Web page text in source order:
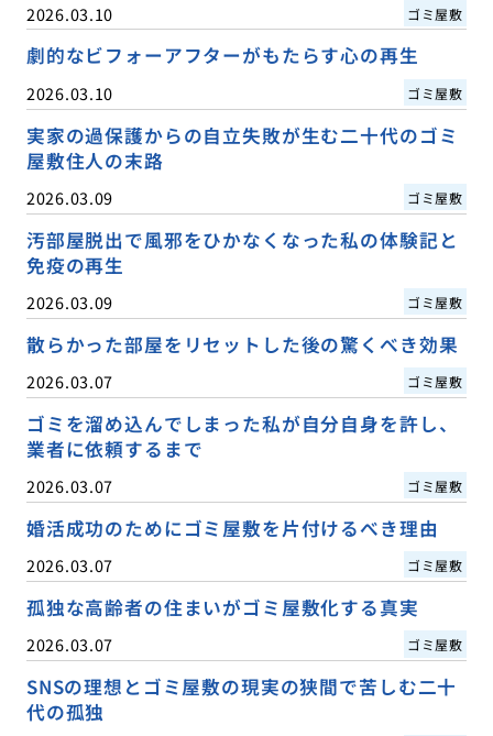
2026.03.10 ゴミ屋敷
劇的なビフォーアフターがもたらす心の再生
2026.03.10 ゴミ屋敷
実家の過保護からの自立失敗が生む二十代のゴミ
屋敷住人の末路
2026.03.09 ゴミ屋敷
汚部屋脱出で風邪をひかなくなった私の体験記と
免疫の再生
2026.03.09 ゴミ屋敷
散らかった部屋をリセットした後の驚くべき効果
2026.03.07 ゴミ屋敷
ゴミを溜め込んでしまった私が自分自身を許し、
業者に依頼するまで
2026.03.07 ゴミ屋敷
婚活成功のためにゴミ屋敷を片付けるべき理由
2026.03.07 ゴミ屋敷
孤独な高齢者の住まいがゴミ屋敷化する真実
2026.03.07 ゴミ屋敷
SNSの理想とゴミ屋敷の現実の狭間で苦しむ二十
代の孤独